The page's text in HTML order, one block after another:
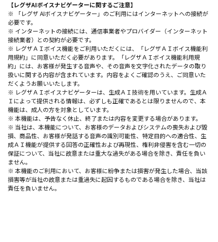
【レグザAIボイスナビゲーターに関するご注意】
※ 「レグザ AIボイスナビゲーター」のご利用にはインターネットへの接続が
必要です。
※ インターネットの接続には、通信事業者やプロバイダー（インターネット
接続業者）との契約が必要です。
※ レグザＡＩボイス機能をご利用いただくには、「レグザＡＩボイス機能利
用規約」に同意いただく必要があります。「レグザＡＩボイス機能利用規
約」には、お客様が発生する音声や、その音声を文字化されたデータの取り
扱いに関する内容が含まれています。内容をよくご確認のうえ、ご同意いた
だくようお願いいたします。
※ レグザＡＩボイスナビゲーターは、生成ＡＩ技術を用いています。生成Ａ
Ｉによって提供される情報は、必ずしも正確であるとは限りませんので、本
機能は、成人の方を対象としています。
※ 本機能は、予告なく休止、終了または内容を変更する場合があります。
※ 当社は、本機能について、お客様のデータおよびシステムの喪失および毀
損、商品性、お客様が発話する音声の識別可能性、特定目的ヘの適合性、生
成ＡＩ機能が提供する回答の正確性および再現性、権利非侵害を含む一切の
保証について、当社に故意または重大な過失がある場合を除き、責任を負い
ません。
※ 本機能のご利用において、お客様に紛争または損害が発生した場合、当該
損害等が当社の故意または重過失に起因するものである場合を除き、当社は
責任を負いません。